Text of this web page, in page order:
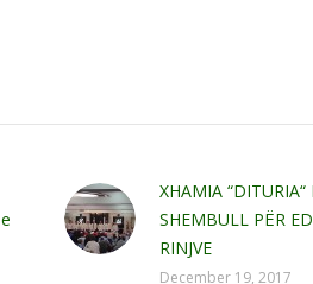
XHAMIA “DITURIA“
SHEMBULL PËR
RINJVE
December 19, 2017